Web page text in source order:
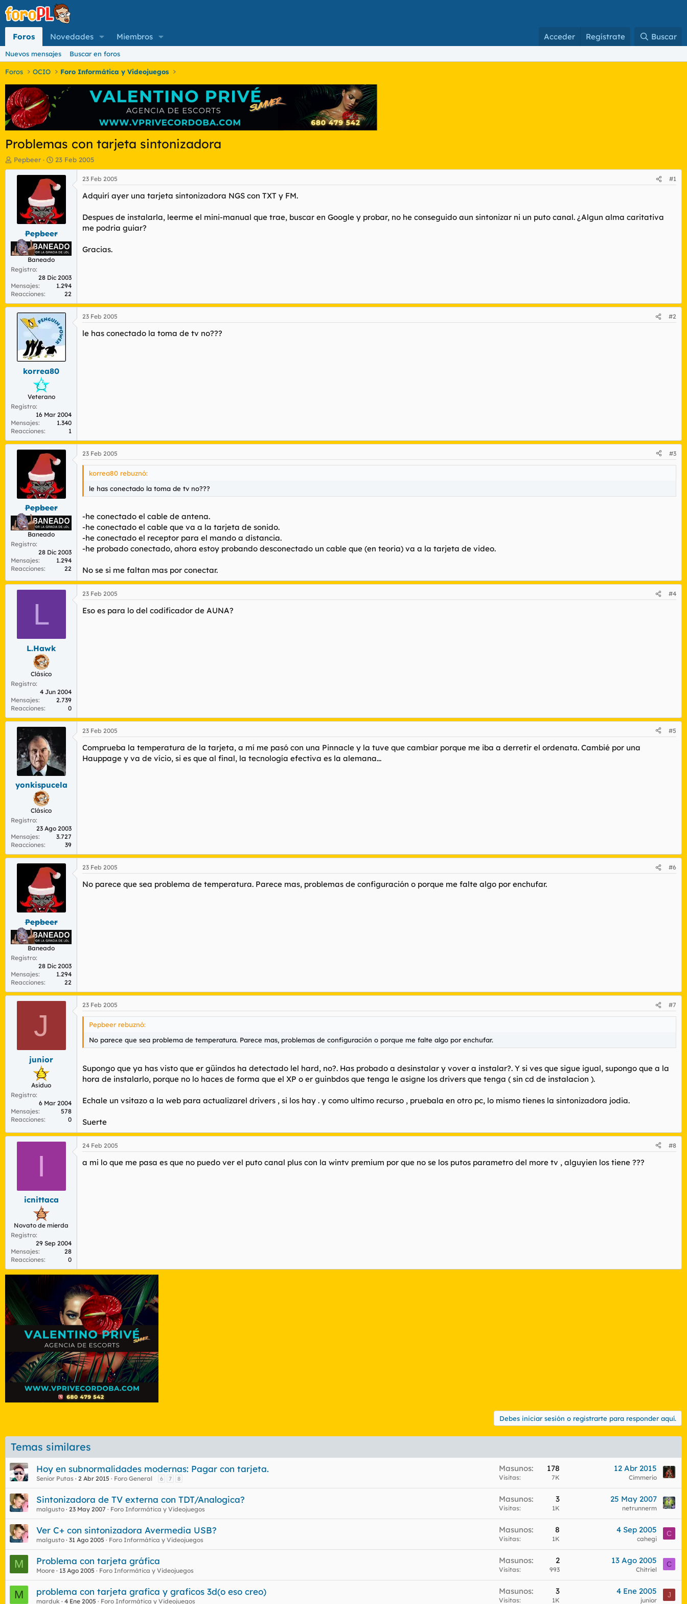
Foros Novedades Miembros Acceder Regístrate Buscar
Nuevos mensajes Buscar en foros
Foros OCIO Foro Informática y Videojuegos
Problemas con tarjeta sintonizadora
I
n
o
d
e
t
m
a
Pepbeer
F
e
c
h
d
e
i
n
i
c
23 Feb 2005
Pepbeer
Baneado
Registro
28 Dic 2003
Mensajes
1.294
Reacciones
22
23 Feb 2005 #1
Adquirí ayer una tarjeta sintonizadora NGS con TXT y FM.
Despues de instalarla, leerme el mini-manual que trae, buscar en Google y probar, no he conseguido aun sintonizar ni un puto canal. ¿Algun alma caritativa
me podria guiar?
Gracias.
korrea80
Veterano
Registro
16 Mar 2004
Mensajes
1.340
Reacciones
1
23 Feb 2005 #2
le has conectado la toma de tv no???
Pepbeer
Baneado
Registro
28 Dic 2003
Mensajes
1.294
Reacciones
22
23 Feb 2005 #3
korrea80 rebuznó:
le has conectado la toma de tv no???
-he conectado el cable de antena.
-he conectado el cable que va a la tarjeta de sonido.
-he conectado el receptor para el mando a distancia.
-he probado conectado, ahora estoy probando desconectado un cable que (en teoria) va a la tarjeta de video.
No se si me faltan mas por conectar.
L
L.Hawk
Clásico
Registro
4 Jun 2004
Mensajes
2.739
Reacciones
0
23 Feb 2005 #4
Eso es para lo del codificador de AUNA?
yonkispucela
Clásico
Registro
23 Ago 2003
Mensajes
3.727
Reacciones
39
23 Feb 2005 #5
Comprueba la temperatura de la tarjeta, a mí me pasó con una Pinnacle y la tuve que cambiar porque me iba a derretir el ordenata. Cambié por una
Hauppage y va de vício, si es que al final, la tecnología efectiva es la alemana...
Pepbeer
Baneado
Registro
28 Dic 2003
Mensajes
1.294
Reacciones
22
23 Feb 2005 #6
No parece que sea problema de temperatura. Parece mas, problemas de configuración o porque me falte algo por enchufar.
J
junior
Asiduo
Registro
6 Mar 2004
Mensajes
578
Reacciones
0
23 Feb 2005 #7
Pepbeer rebuznó:
No parece que sea problema de temperatura. Parece mas, problemas de configuración o porque me falte algo por enchufar.
Supongo que ya has visto que er güindos ha detectado lel hard, no?. Has probado a desinstalar y vover a instalar?. Y si ves que sigue igual, supongo que a la
hora de instalarlo, porque no lo haces de forma que el XP o er guinbdos que tenga le asigne los drivers que tenga ( sin cd de instalacion ).
Echale un vsitazo a la web para actualizarel drivers , si los hay . y como ultimo recurso , pruebala en otro pc, lo mismo tienes la sintonizadora jodia.
Suerte
I
icnittaca
Novato de mierda
Registro
29 Sep 2004
Mensajes
28
Reacciones
0
24 Feb 2005 #8
a mi lo que me pasa es que no puedo ver el puto canal plus con la wintv premium por que no se los putos parametro del more tv , alguyien los tiene ???
Debes iniciar sesión o registrarte para responder aquí.
Temas similares
Hoy en subnormalidades modernas: Pagar con tarjeta.
Senior Putas 2 Abr 2015 Foro General 6 7 8
Masunos 178
Visitas 7K
12 Abr 2015
Cimmerio
Sintonizadora de TV externa con TDT/Analogica?
malgusto 23 May 2007 Foro Informática y Videojuegos
Masunos 3
Visitas 1K
25 May 2007
netrunnerm
Ver C+ con sintonizadora Avermedia USB?
malgusto 31 Ago 2005 Foro Informática y Videojuegos
Masunos 8
Visitas 1K
4 Sep 2005
cahegi
C
M Problema con tarjeta gráfica
Moore 13 Ago 2005 Foro Informática y Videojuegos
Masunos 2
Visitas 993
13 Ago 2005
Chitriel
C
M problema con tarjeta grafica y graficos 3d(o eso creo)
marduk 4 Ene 2005 Foro Informática y Videojuegos
Masunos 3
Visitas 1K
4 Ene 2005
junior
J